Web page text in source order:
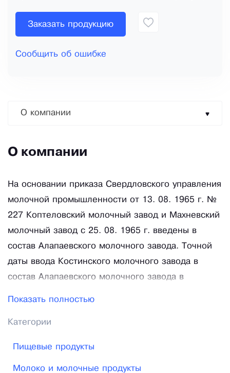
Заказать продукцию
Сообщить об ошибке
О компании
О компании
На основании приказа Свердловского управления
молочной промышленности от 13. 08. 1965 г. №
227 Коптеловский молочный завод и Махневский
молочный завод с 25. 08. 1965 г. введены в
состав Алапаевского молочного завода. Точной
даты ввода Костинского молочного завода в
состав Алапаевского молочного завода в
завода числится в составе Алапаевского
молочной промышленности РСФСР № 3 от 09.
Показать полностью
Категории
Пищевые продукты
Молоко и молочные продукты